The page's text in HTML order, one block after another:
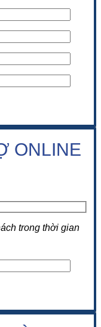
ONLINE
trong thời gian